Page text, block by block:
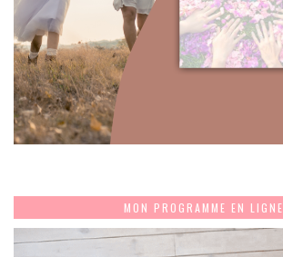
MON PROGRAMME EN LIGNE